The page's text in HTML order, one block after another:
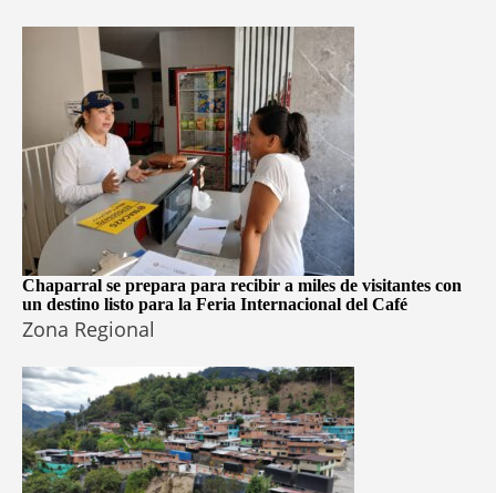
Chaparral se prepara para recibir a miles de visitantes con
un destino listo para la Feria Internacional del Café
Zona Regional